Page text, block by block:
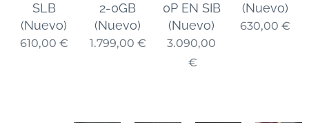
SLB
(Nuevo)
610,00 €
2-0GB
(Nuevo)
1.799,00 €
0P EN SIB
(Nuevo)
3.090,00
€
(Nuevo)
630,00 €